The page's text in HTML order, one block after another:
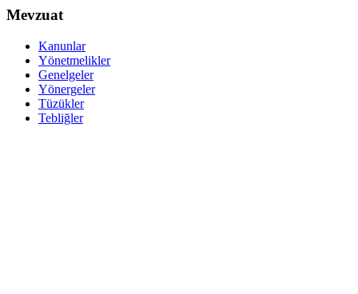
Mevzuat
Kanunlar
Yönetmelikler
Genelgeler
Yönergeler
Tüzükler
Tebliğler